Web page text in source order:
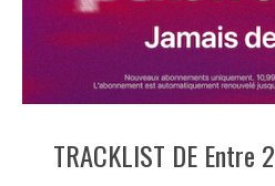
TRACKLIST DE Entre 2